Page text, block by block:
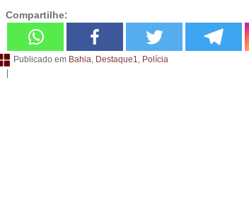
Compartilhe:
Publicado em Bahia Destaque1
Polícia
|